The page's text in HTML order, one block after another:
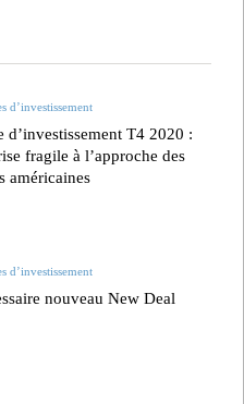
d’investissement
d’investissement T4 2020 :
fragile à l’approche des
américaines
d’investissement
nouveau New Deal